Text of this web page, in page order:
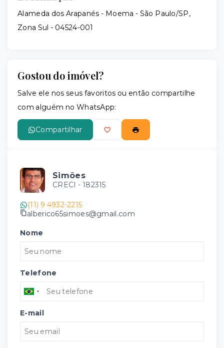
Alameda dos Arapanés - Moema - São Paulo/SP,
Zona Sul - 04524-001
Gostou do imóvel?
Salve ele nos seus favoritos ou então compartilhe
com alguém no WhatsApp:
Compartilhar
Simões
CRECI - 182315
(11) 9 4932-2215
alberico65simoes@gmail.com
Nome
Telefone
E-mail